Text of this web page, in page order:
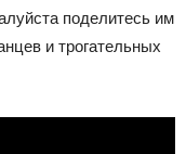
поделитесь им
и трогательных